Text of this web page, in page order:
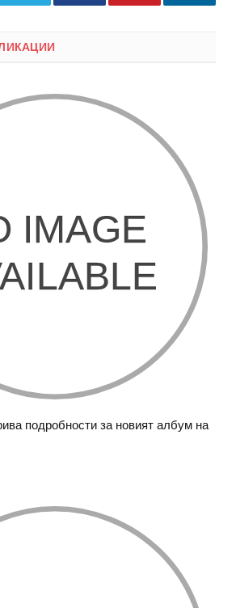
подробности за новият албум на